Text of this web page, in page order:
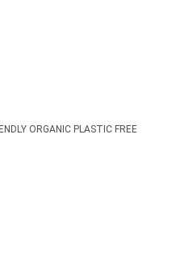
ORGANIC PLASTIC FREE